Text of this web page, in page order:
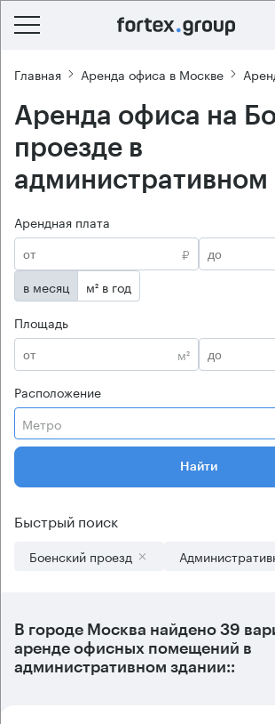
Главная Аренда офиса в Москве
Аренда офиса на
проезде в
административном
Арендная плата
₽
в месяц
м² в год
Площадь
м²
Расположение
Метро
Найти
Быстрый поиск
Боенский проезд
В городе Москва найдено 39
аренде офисных помещений в
административном здании::